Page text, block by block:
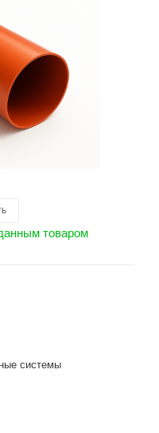
товаром
системы